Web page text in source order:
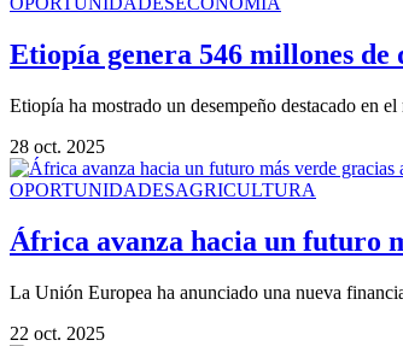
Etiopía genera 546 millones de
Etiopía ha mostrado un desempeño destacado en
28 oct. 2025
OPORTUNIDADESAGRICULTURA
África avanza hacia un futuro
La Unión Europea ha anunciado una nueva
22 oct. 2025